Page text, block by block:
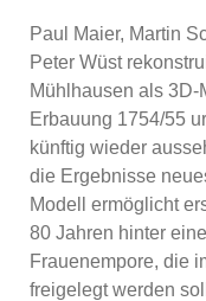
Paul Maier, Martin
Peter Wüst
Mühlhausen als
Erbauung 1754/55
künftig wieder
die Ergebnisse
Modell ermöglicht
80 Jahren hinter
Frauenempore, die
freigelegt werden